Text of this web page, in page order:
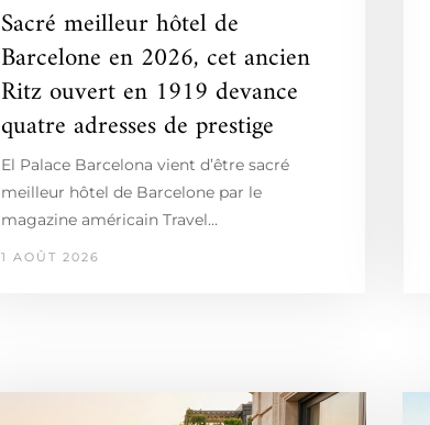
Sacré meilleur hôtel de
Barcelone en 2026, cet ancien
Ritz ouvert en 1919 devance
quatre adresses de prestige
El Palace Barcelona vient d’être sacré
meilleur hôtel de Barcelone par le
magazine américain Travel…
1 AOÛT 2026